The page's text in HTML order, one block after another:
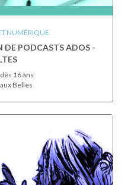
NUMÉRIQUE
DE PODCASTS ADOS -
16 ans
Belles